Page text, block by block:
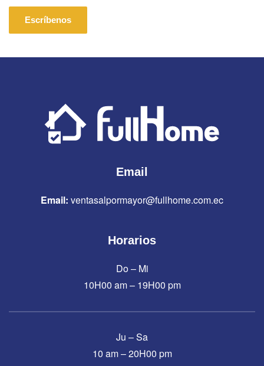
Escríbenos
Email
Email: ventasalpormayor@fullhome.com.ec
Horarios
Do – Mi
10H00 am – 19H00 pm
Ju – Sa
10 am – 20H00 pm